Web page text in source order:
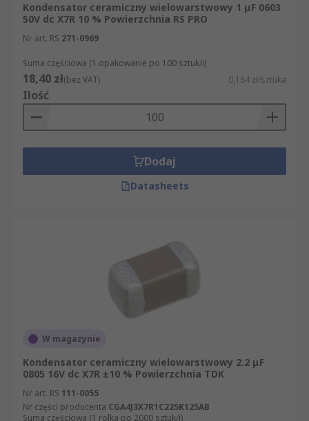
Kondensator ceramiczny wielowarstwowy 1 μF 0603
50V dc X7R 10 % Powierzchnia RS PRO
Nr art. RS 271-0969
Suma częściowa (1 opakowanie po 100 sztuk/i)
18,40 zł(bez VAT) 0,184 zł/sztuka
Ilość
Dodaj
Datasheets
W magazynie
Kondensator ceramiczny wielowarstwowy 2.2 μF
0805 16V dc X7R ±10 % Powierzchnia TDK
Nr art. RS 111-0055
Nr części producenta CGA4J3X7R1C225K125AB
Suma częściowa (1 rolka po 2000 sztuk/i)